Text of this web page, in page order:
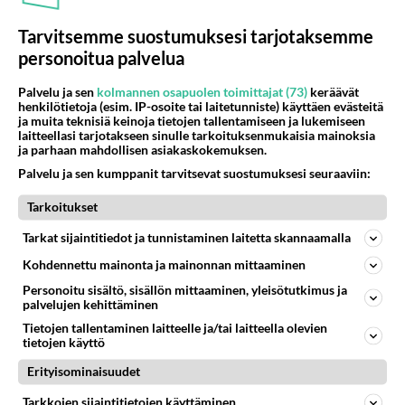
https://www.iltalehti.fi/viihdeuutiset/a/c46da6ab-340f-4790-aaa7-0865eed2336 Yrityksen konkurssihakemus on tullut kärä
05.08.2026 05:51
Kotimaiset julkkisjuorut
1218
2 km on nykyään liian pitkä koulumatka
Hesarissa päivitellään lapset joutuu nyt kulkemaan 2 km kouluun jösses. Ruostefillarilla tuo matka menee vaikka miten äk
04.08.2026 10:07
Lieksa
1021
Tiesitkö? Martina Aitolehden isäpuoli on tämä suosittu laulaja
05.08.2026 07:23
Mikä sinua ja kaivattuasi
Yhdistää??????
58
916
Mitä uskot hänen ajattelevan sinusta?
😇
04.08.2026 18:30
876
Sinulle mies
Tarvitsemme suostumuksesi tarjotaksemme
personoitua palvelua
Palvelu ja sen kolmannen osapuolen toimittajat (73) keräävät
henkilötietoja (esim. IP-osoite tai laitetunniste) käyttäen evästeitä
ja muita teknisiä keinoja tietojen tallentamiseen ja lukemiseen
laitteellasi tarjotakseen sinulle tarkoituksenmukaisia mainoksia
ja parhaan mahdollisen asiakaskokemuksen.
Palvelu ja sen kumppanit tarvitsevat suostumuksesi seuraaviin:
Tarkoitukset
Tarkat sijaintitiedot ja tunnistaminen laitetta skannaamalla
Kohdennettu mainonta ja mainonnan mittaaminen
Personoitu sisältö, sisällön mittaaminen, yleisötutkimus ja
palvelujen kehittäminen
Tietojen tallentaminen laitteelle ja/tai laitteella olevien
tietojen käyttö
Erityisominaisuudet